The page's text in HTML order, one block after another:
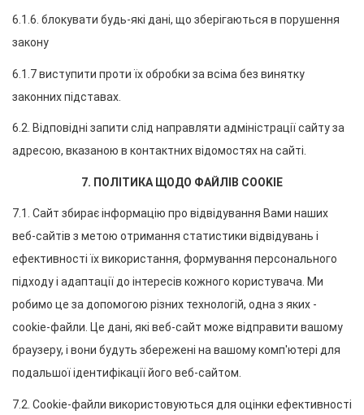
6.1.6. блокувати будь-які дані, що зберігаються в порушення
закону
6.1.7 виступити проти їх обробки за всіма без винятку
законних підставах.
6.2. Відповідні запити слід направляти адміністрації сайту за
адресою, вказаною в контактних відомостях на сайті.
7. ПОЛІТИКА ЩОДО ФАЙЛІВ COOKIE
7.1. Сайт збирає інформацію про відвідування Вами наших
веб-сайтів з метою отримання статистики відвідувань і
ефективності їх використання, формування персонального
підходу і адаптації до інтересів кожного користувача. Ми
робимо це за допомогою різних технологій, одна з яких -
cookie-файли. Це дані, які веб-сайт може відправити вашому
браузеру, і вони будуть збережені на вашому комп'ютері для
подальшої ідентифікації його веб-сайтом.
7.2. Cookie-файли використовуються для оцінки ефективності